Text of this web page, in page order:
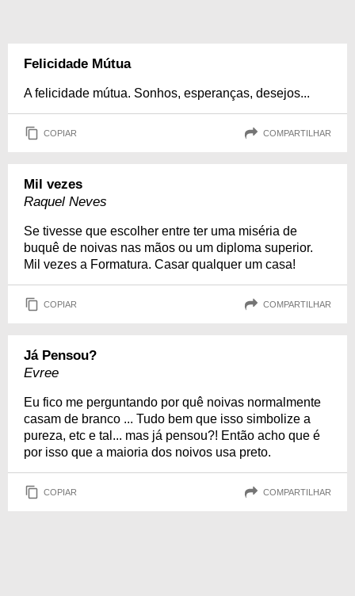
Felicidade Mútua
A felicidade mútua. Sonhos, esperanças, desejos...
COPIAR COMPARTILHAR
Mil vezes
Raquel Neves
Se tivesse que escolher entre ter uma miséria de
buquê de noivas nas mãos ou um diploma superior.
Mil vezes a Formatura. Casar qualquer um casa!
COPIAR COMPARTILHAR
Já Pensou?
Evree
Eu fico me perguntando por quê noivas normalmente
casam de branco ... Tudo bem que isso simbolize a
pureza, etc e tal... mas já pensou?! Então acho que é
por isso que a maioria dos noivos usa preto.
COPIAR COMPARTILHAR